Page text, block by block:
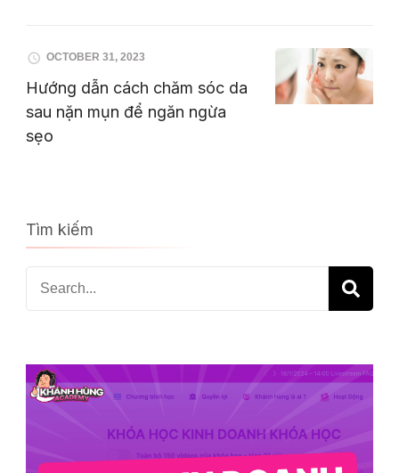
OCTOBER 31, 2023
Hướng dẫn cách chăm sóc da
sau nặn mụn để ngăn ngừa
sẹo
Tìm kiếm
Search
for: